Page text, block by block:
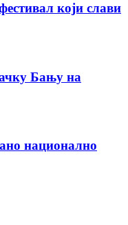
који слави
Бању на
национално